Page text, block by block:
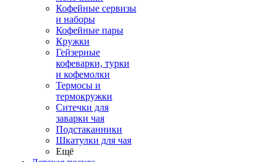
Кофейные сервизы
и наборы
Кофейные пары
Кружки
Гейзерные
кофеварки, турки
и кофемолки
Термосы и
термокружки
Ситечки для
заварки чая
Подстаканники
Шкатулки для чая
Ещё